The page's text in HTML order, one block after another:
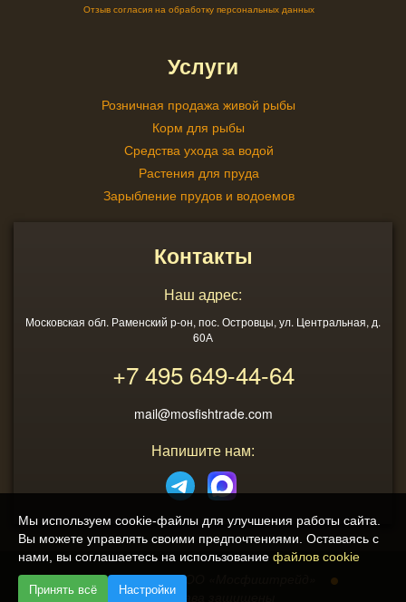
Отзыв согласия на обработку персональных данных
Услуги
Розничная продажа живой рыбы
Корм для рыбы
Средства ухода за водой
Растения для пруда
Зарыбление прудов и водоемов
Контакты
Наш адрес:
Московская обл. Раменский р-он, пос. Островцы, ул. Центральная, д.
60А
+7 495649-44-64
mail@mosfishtrade.com
Напишите нам:
2013 - 2026
ООО «Мосфиштрейд»
© Все права защищены
Мы используем cookie-файлы для улучшения работы сайта.
Вы можете управлять своими предпочтениями. Оставаясь с
нами, вы соглашаетесь на использование файлов cookie
Принять всё Настройки